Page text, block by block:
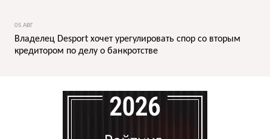
05 АВГ
Владелец Desport хочет урегулировать спор со вторым
кредитором по делу о банкротстве